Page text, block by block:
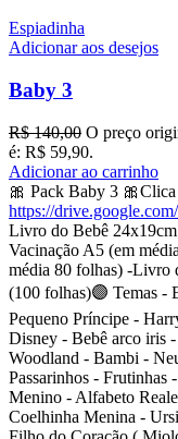
Espiadinha
Adicionar aos desejos
Baby 3
R$140,00 O preço
é: R$ 59,90.
Adicionar ao carrinho
🎀 Pack Baby 3
https://
Livro do Bebê 24x19cm
Vacinação A5 (em
média 80 folhas) -Livro
(100 folhas)🟣 Temas -
Pequeno Príncipe -
Disney - Bebê arco iris
Woodland - Bambi -
Passarinhos - Frutinhas
Menino - Alfabeto
Coelhinha Menina -